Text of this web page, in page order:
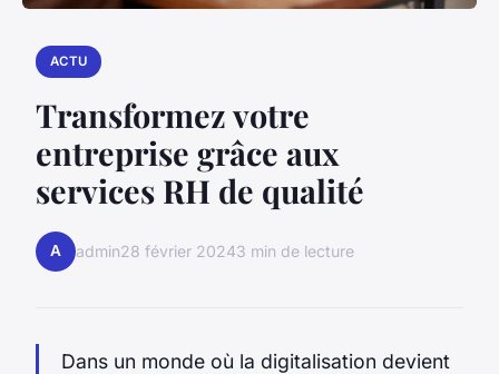
ACTU
Transformez votre
entreprise grâce aux
services RH de qualité
A admin28 février 20243 min de lecture
Dans un monde où la digitalisation devient